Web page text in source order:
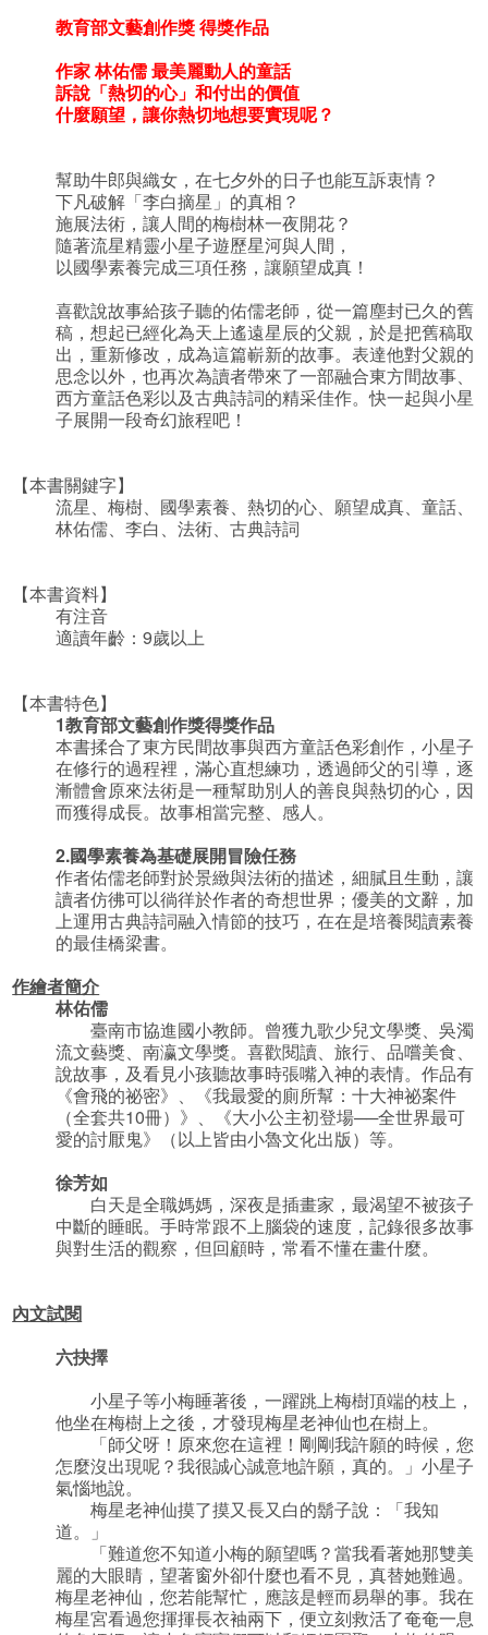
教育部文藝創作獎 得獎作品
作家 林佑儒 最美麗動人的童話
訴說「熱切的心」和付出的價值
什麼願望，讓你熱切地想要實現呢？
幫助牛郎與織女，在七夕外的日子也能互訴衷情？
下凡破解「李白摘星」的真相？
施展法術，讓人間的梅樹林一夜開花？
隨著流星精靈小星子遊歷星河與人間，
以國學素養完成三項任務，讓願望成真！
喜歡說故事給孩子聽的佑儒老師，從一篇塵封已久的舊
稿，想起已經化為天上遙遠星辰的父親，於是把舊稿取
出，重新修改，成為這篇嶄新的故事。表達他對父親的
思念以外，也再次為讀者帶來了一部融合東方間故事、
西方童話色彩以及古典詩詞的精采佳作。快一起與小星
子展開一段奇幻旅程吧！
【本書關鍵字】
流星、梅樹、國學素養、熱切的心、願望成真、童話、
林佑儒、李白、法術、古典詩詞
【本書資料】
有注音
適讀年齡：9歲以上
【本書特色】
1教育部文藝創作獎得獎作品
本書揉合了東方民間故事與西方童話色彩創作，小星子
在修行的過程裡，滿心直想練功，透過師父的引導，逐
漸體會原來法術是一種幫助別人的善良與熱切的心，因
而獲得成長。故事相當完整、感人。
2.國學素養為基礎展開冒險任務
作者佑儒老師對於景緻與法術的描述，細膩且生動，讓
讀者仿彿可以徜徉於作者的奇想世界；優美的文辭，加
上運用古典詩詞融入情節的技巧，在在是培養閱讀素養
的最佳橋梁書。
作繪者簡介
林佑儒
臺南市協進國小教師。曾獲九歌少兒文學獎、吳濁
流文藝獎、南瀛文學獎。喜歡閱讀、旅行、品嚐美食、
說故事，及看見小孩聽故事時張嘴入神的表情。作品有
《會飛的祕密》、《我最愛的廁所幫：十大神祕案件
（全套共10冊）》、《大小公主初登場──全世界最可
愛的討厭鬼》（以上皆由小魯文化出版）等。
徐芳如
白天是全職媽媽，深夜是插畫家，最渴望不被孩子
中斷的睡眠。手時常跟不上腦袋的速度，記錄很多故事
與對生活的觀察，但回顧時，常看不懂在畫什麼。
內文試閱
六抉擇
小星子等小梅睡著後，一躍跳上梅樹頂端的枝上，
他坐在梅樹上之後，才發現梅星老神仙也在樹上。
「師父呀！原來您在這裡！剛剛我許願的時候，您
怎麼沒出現呢？我很誠心誠意地許願，真的。」小星子
氣惱地說。
梅星老神仙摸了摸又長又白的鬍子說：「我知
道。」
「難道您不知道小梅的願望嗎？當我看著她那雙美
麗的大眼睛，望著窗外卻什麼也看不見，真替她難過。
梅星老神仙，您若能幫忙，應該是輕而易舉的事。我在
梅星宮看過您揮揮長衣袖兩下，便立刻救活了奄奄一息